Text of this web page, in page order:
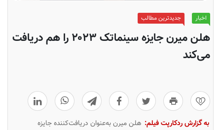
اخبار جدیدترین مطالب
هلن میرن جایزه سینماتک ۲۰۲۳ را هم دریافت
می‌کند
0
به گزارش ردکارپت فیلم: هلن میرن به‌عنوان دریافت‌کننده جایزه